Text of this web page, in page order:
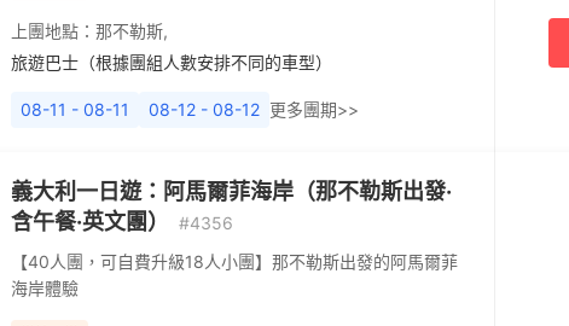
上團地點： 那不勒斯,
旅遊巴士（根據團組人數安排不同的車型）
08-11 - 08-11 08-12 - 08-12 更多團期>>
義大利一日遊：阿馬爾菲海岸（那不勒斯出發·
含午餐·英文團）
#4356
【40人團，可自費升級18人小團】那不勒斯出發的阿馬爾菲
海岸體驗